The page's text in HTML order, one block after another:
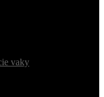
vaky